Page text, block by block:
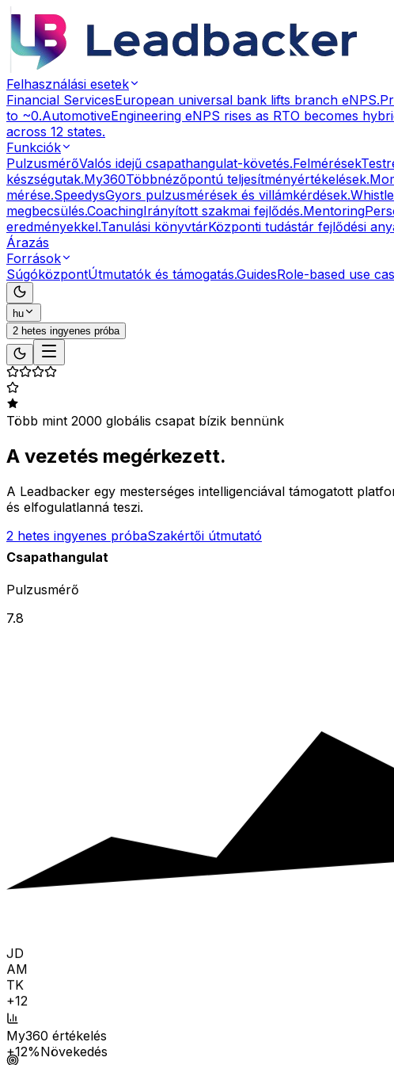
Felhasználási esetek
Financial ServicesEuropean universal bank lifts branch eNPS.
to ~0.AutomotiveEngineering eNPS rises as RTO becomes
across 12 states.
Funkciók
PulzusmérőValós idejű csapathangulat-követés.Felmérések
készségutak.My360Többnézőpontú teljesítményértékelések.
mérése.SpeedysGyors pulzusmérések és villámkérdések.
megbecsülés.CoachingIrányított szakmai fejlődés.Mentoring
eredményekkel.Tanulási könyvtárKözponti tudástár fejlődési
Árazás
Források
SúgóközpontÚtmutatók és támogatás.GuidesRole-based use
hu
2 hetes ingyenes próba
Több mint 2000 globális csapat bízik bennünk
A vezetés megérkezett.
A Leadbacker egy mesterséges intelligenciával támogatott
és elfogulatlanná teszi.
2 hetes ingyenes próbaSzakértői útmutató
Csapathangulat
Pulzusmérő
7.8
JD
AM
TK
+12
My360 értékelés
+12%Növekedés